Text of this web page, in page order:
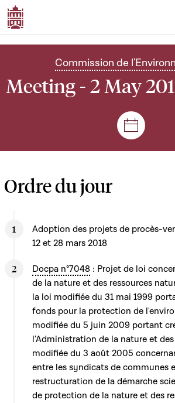
Commission de
Meeting - 2 May
Sessions
Ordre du jour
Adoption des projets de procès-
12 et 28 mars 2018
Docpa n°7048 : Projet de loi
de la nature et des ressources
la loi modifiée du 31 mai 1999
fonds pour la protection de
modifiée du 5 juin 2009 portant
l'Administration de la nature et
modifiée du 3 août 2005
entre les syndicats de communes
restructuration de la démarche
de protection de la nature et des